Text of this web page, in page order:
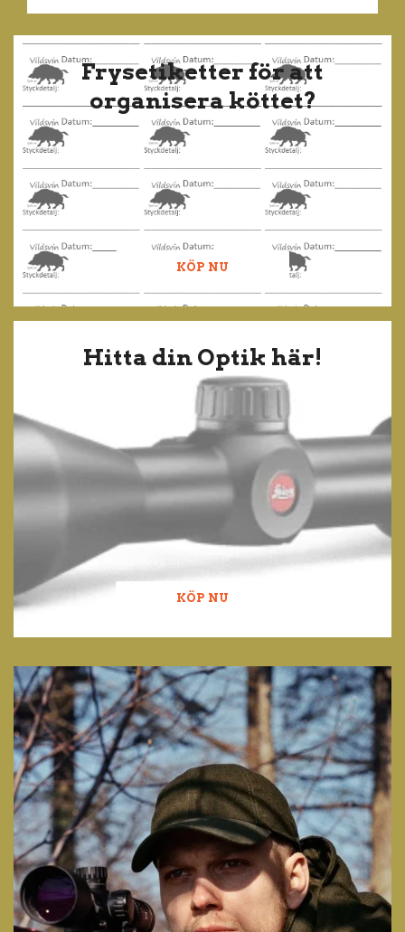
Frysetiketter för att
organisera köttet?
KÖP NU
Hitta din Optik här!
KÖP NU